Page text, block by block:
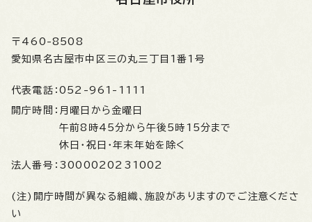
〒460-8508
愛知県名古屋市中区三の丸三丁目1番1号
代表電話： 052-961-1111
開庁時間： 月曜日から金曜日
午前8時45分から午後5時15分まで
休日・祝日・年末年始を除く
法人番号： 3000020231002
(注)開庁時間が異なる組織、施設がありますのでご注意くださ
い